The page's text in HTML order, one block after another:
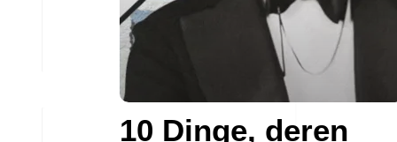
10 Dinge, deren